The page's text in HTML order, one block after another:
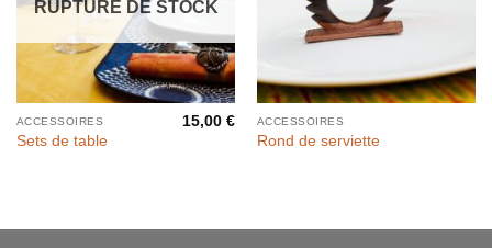
RUPTURE DE STOCK
ACCESSOIRES
Sets de table
15,00€ ACCESSOIRES
Rond de serviette